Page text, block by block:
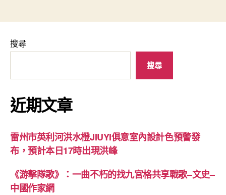
搜尋
搜尋
近期文章
雷州市英利河洪水橙JIUYI俱意室內設計色預警發
布，預計本日17時出現洪峰
《游擊隊歌》：一曲不朽的找九宮格共享戰歌–文史–
中國作家網